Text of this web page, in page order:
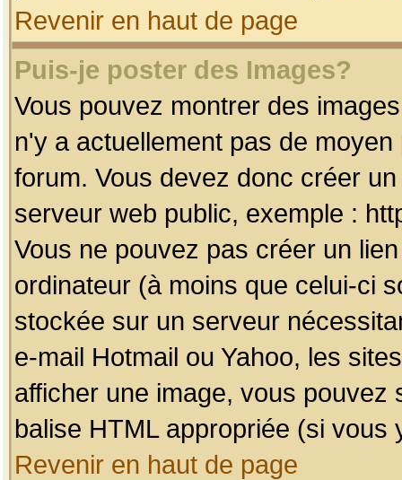
Revenir en haut de page
Puis-je poster des Images?
Vous pouvez montrer des
n'y a actuellement pas de
forum. Vous devez donc créer
serveur web public, exemple :
Vous ne pouvez pas créer un
ordinateur (à moins que celui-ci
stockée sur un serveur
e-mail Hotmail ou Yahoo, les
afficher une image, vous pouvez
balise HTML appropriée (si vous
Revenir en haut de page